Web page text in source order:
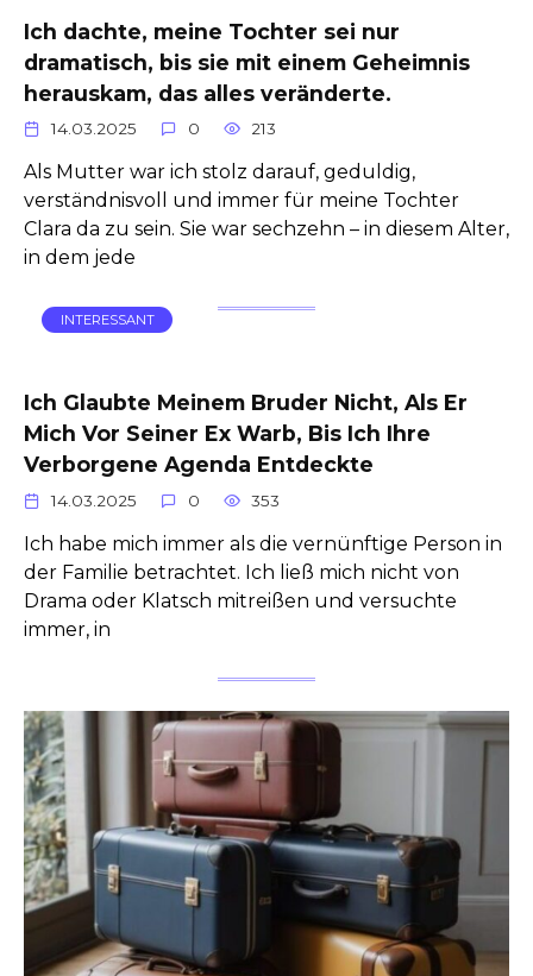
Ich dachte, meine Tochter sei nur
dramatisch, bis sie mit einem Geheimnis
herauskam, das alles veränderte.
14.03.2025 0 213
Als Mutter war ich stolz darauf, geduldig,
verständnisvoll und immer für meine Tochter
Clara da zu sein. Sie war sechzehn – in diesem Alter,
in dem jede
INTERESSANT
Ich Glaubte Meinem Bruder Nicht, Als Er
Mich Vor Seiner Ex Warb, Bis Ich Ihre
Verborgene Agenda Entdeckte
14.03.2025 0 353
Ich habe mich immer als die vernünftige Person in
der Familie betrachtet. Ich ließ mich nicht von
Drama oder Klatsch mitreißen und versuchte
immer, in